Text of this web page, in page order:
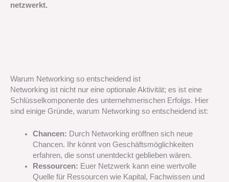
netzwerkt.
Warum Networking so entscheidend ist
Networking ist nicht nur eine optionale Aktivität; es ist eine
Schlüsselkomponente des unternehmerischen Erfolgs. Hier
sind einige Gründe, warum Networking so entscheidend ist:
Chancen: Durch Networking eröffnen sich neue
Chancen. Ihr könnt von Geschäftsmöglichkeiten
erfahren, die sonst unentdeckt geblieben wären.
Ressourcen: Euer Netzwerk kann eine wertvolle
Quelle für Ressourcen wie Kapital, Fachwissen und